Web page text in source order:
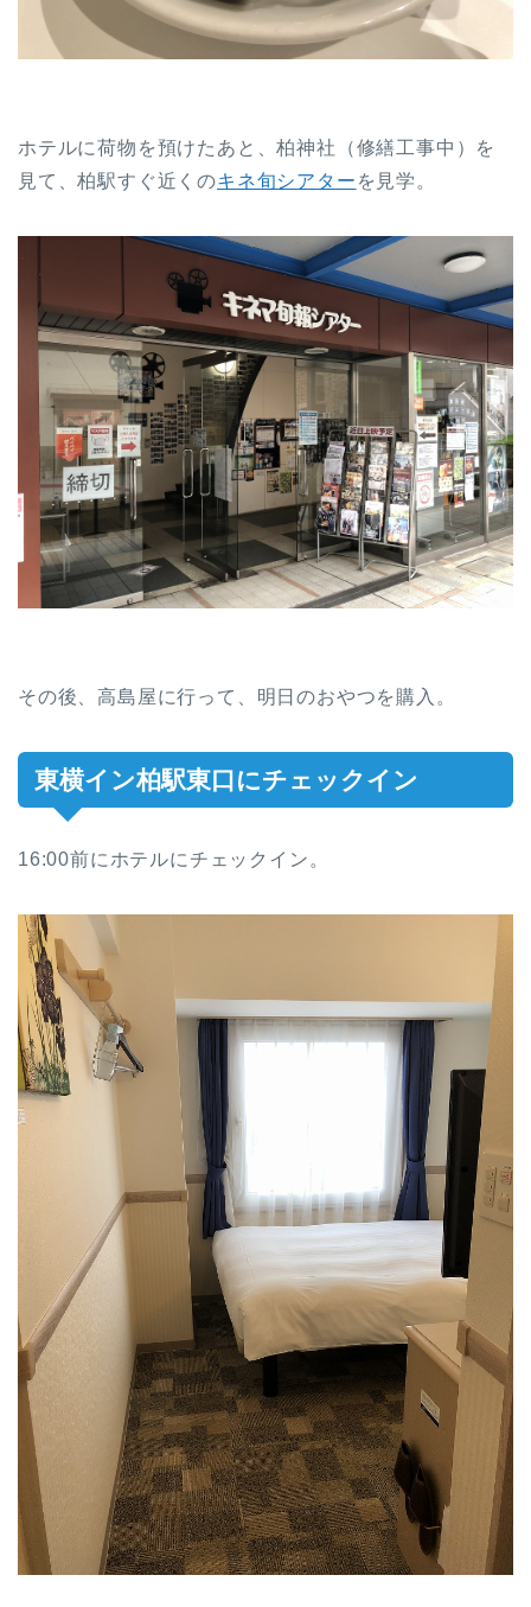
ホテルに荷物を預けたあと、柏神社（修繕工事中）を
見て、柏駅すぐ近くのキネ旬シアター を見学。
その後、高島屋に行って、明日のおやつを購入。
東横イン柏駅東口にチェックイン
16:00前にホテルにチェックイン。